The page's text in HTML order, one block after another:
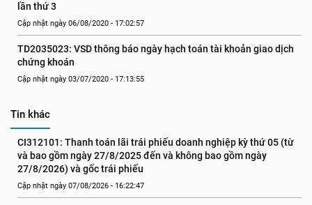
lần thứ 3
Cập nhật ngày 06/08/2020 - 17:02:57
TD2035023: VSD thông báo ngày hạch toán tài khoản giao dịch
chứng khoán
Cập nhật ngày 03/07/2020 - 17:13:55
Tin khác
CI312101: Thanh toán lãi trái phiếu doanh nghiệp kỳ thứ 05 (từ
và bao gồm ngày 27/8/2025 đến và không bao gồm ngày
27/8/2026) và gốc trái phiếu
Cập nhật ngày 07/08/2026 - 16:22:47